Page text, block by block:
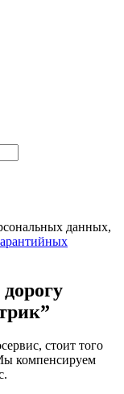
данных,
стоит того
компенсируем